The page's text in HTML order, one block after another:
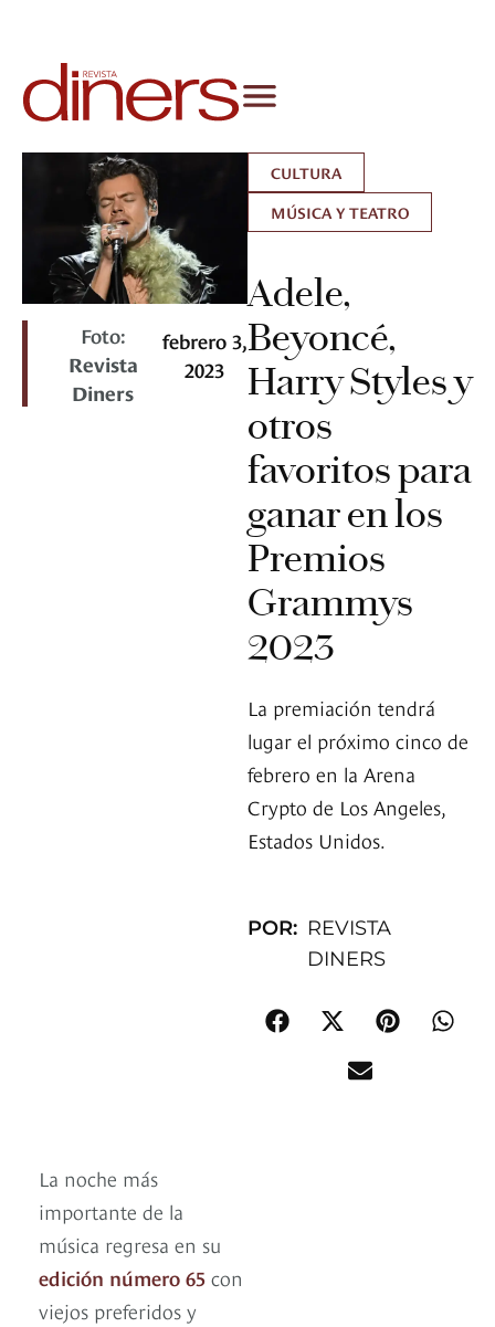
Foto:
Revista
Diners
febrero 3,
2023
CULTURA
MÚSICA Y TEATRO
Adele,
Beyoncé,
Harry Styles y
otros
favoritos para
ganar en los
Premios
Grammys
2023
La premiación tendrá
lugar el próximo cinco de
febrero en la Arena
Crypto de Los Angeles,
Estados Unidos.
POR: REVISTA
DINERS
La noche más
importante de la
música regresa en su
edición número 65 con
viejos preferidos y